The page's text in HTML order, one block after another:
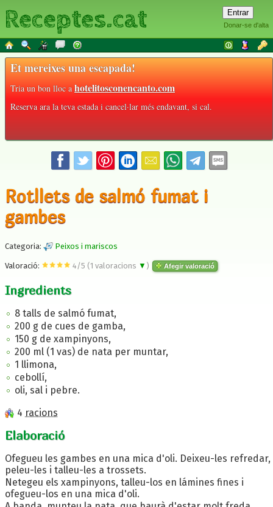
Donar-se d'alta
Receptes.cat
Et mereixes una escapada!
Tria un bon lloc ahotelitosconencanto.com
Reserva ara la teva estada i cancel·lar més endavant, si cal.
Rotllets de salmó fumat i
gambes
Categoria: Peixos i mariscos
Valoració: 4 /5 (1 valoracions ▼ ) Afegir valoració
Ingredients
8 talls de salmó fumat,
200 g de cues de gamba,
150 g de xampinyons,
200 ml (1 vas) de nata per muntar,
1 llimona,
cebollí,
oli, sal i pebre.
4 racions
Elaboració
Ofegueu les gambes en una mica d'oli. Deixeu-les refredar,
peleu-les i talleu-les a trossets.
Netegeu els xampinyons, talleu-los en lámines fines i
ofegueu-los en una mica d'oli.